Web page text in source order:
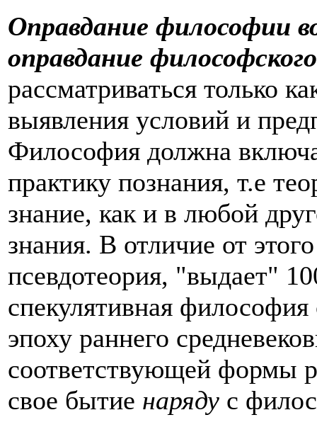
Оправдание философии
оправдание
рассматриваться только
выявления условий и
Философия должна
практику познания, т.е
знание, как и в любой
знания. В отличие от
псевдотеория, "выдает"
спекулятивная
эпоху раннего
соответствующей формы
свое бытие наряду с